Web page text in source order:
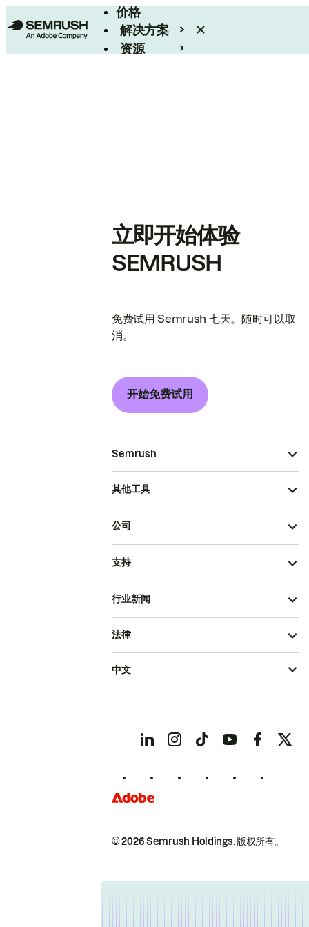
价格
解决方案
资源
立即开始体验
SEMRUSH
免费试用 Semrush 七天。随时可以取
消。
开始免费试用
Semrush
其他工具
公司
支持
行业新闻
© 2026 Semrush Holdings.版权所有。
法律
中文